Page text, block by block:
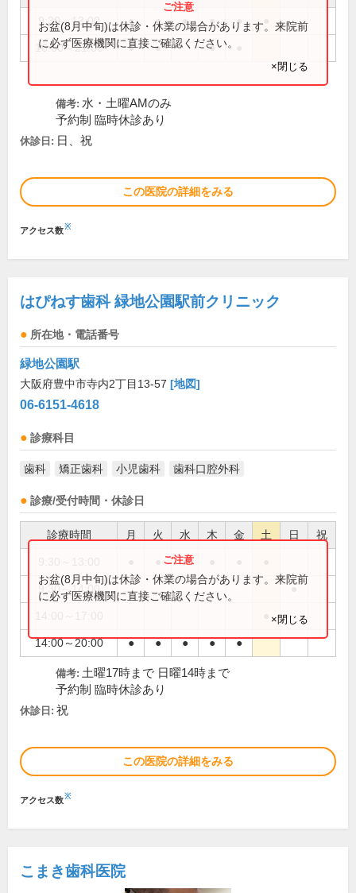
9:30～13:00 ● ● ● ● ●
16:00～21:00 ● ● ●
お盆(8月中旬)は休診・休業の場合があります。来院前
に必ず医療機関に直接ご確認ください。
×閉じる
備考: 水・土曜AMのみ
予約制 臨時休診あり
休診日: 日、祝
この医院の詳細をみる
アクセス数※
はぴねす歯科 緑地公園駅前クリニック
所在地・電話番号
緑地公園駅
大阪府豊中市寺内2丁目13-57 [地図]
06-6151-4618
診療科目
歯科 矯正歯科 小児歯科 歯科口腔外科
診療/受付時間・休診日
診療時間 月 火 水 木 金 土 日 祝
●
9:30～14:00 ●
14:00～20:00 ● ● ● ● ●
お盆(8月中旬)は休診・休業の場合があります。来院前
に必ず医療機関に直接ご確認ください。
×閉じる
備考: 土曜17時まで 日曜14時まで
予約制 臨時休診あり
休診日: 祝
この医院の詳細をみる
アクセス数※
こまき歯科医院